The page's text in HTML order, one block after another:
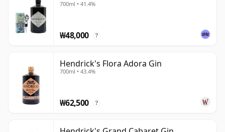
700ml • 41.4%
₩48,000 ?
Hendrick's Flora Adora Gin
700ml • 43.4%
₩62,500 ?